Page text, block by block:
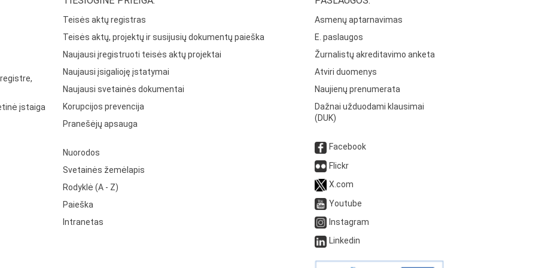
įstaiga
Teisės aktų registras
Teisės aktų, projektų ir susijusių dokumentų paieška
Naujausi įregistruoti teisės aktų projektai
Naujausi įsigalioję įstatymai
Naujausi svetainės dokumentai
Korupcijos prevencija
Pranešėjų apsauga
Nuorodos
Svetainės žemėlapis
Rodyklė (A - Z)
Paieška
Intranetas
Asmenų aptarnavimas
E. paslaugos
Žurnalistų akreditavimo anketa
Atviri duomenys
Naujienų prenumerata
Dažnai užduodami klausimai
(DUK)
Facebook
Flickr
X.com
Youtube
Instagram
Linkedin